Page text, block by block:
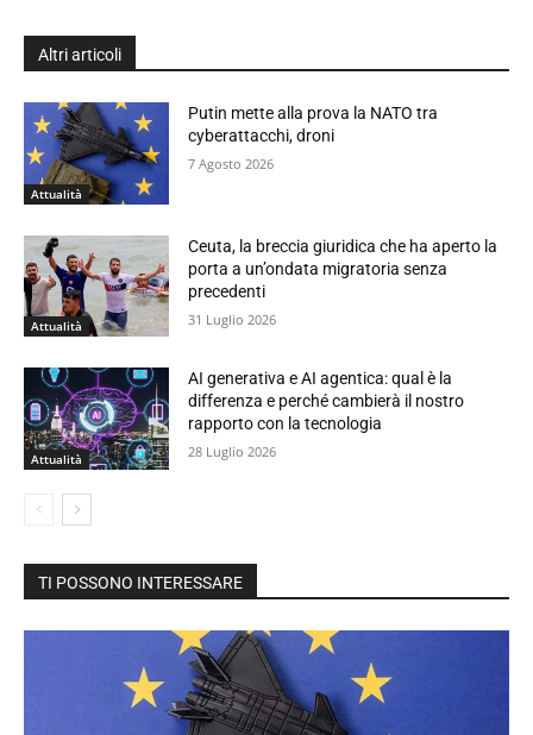
Altri articoli
Attualità
Putin mette alla prova la NATO tra
cyberattacchi, droni
7 Agosto 2026
Attualità
Ceuta, la breccia giuridica che ha aperto la
porta a un’ondata migratoria senza
precedenti
31 Luglio 2026
Attualità
AI generativa e AI agentica: qual è la
differenza e perché cambierà il nostro
rapporto con la tecnologia
28 Luglio 2026
TI POSSONO INTERESSARE